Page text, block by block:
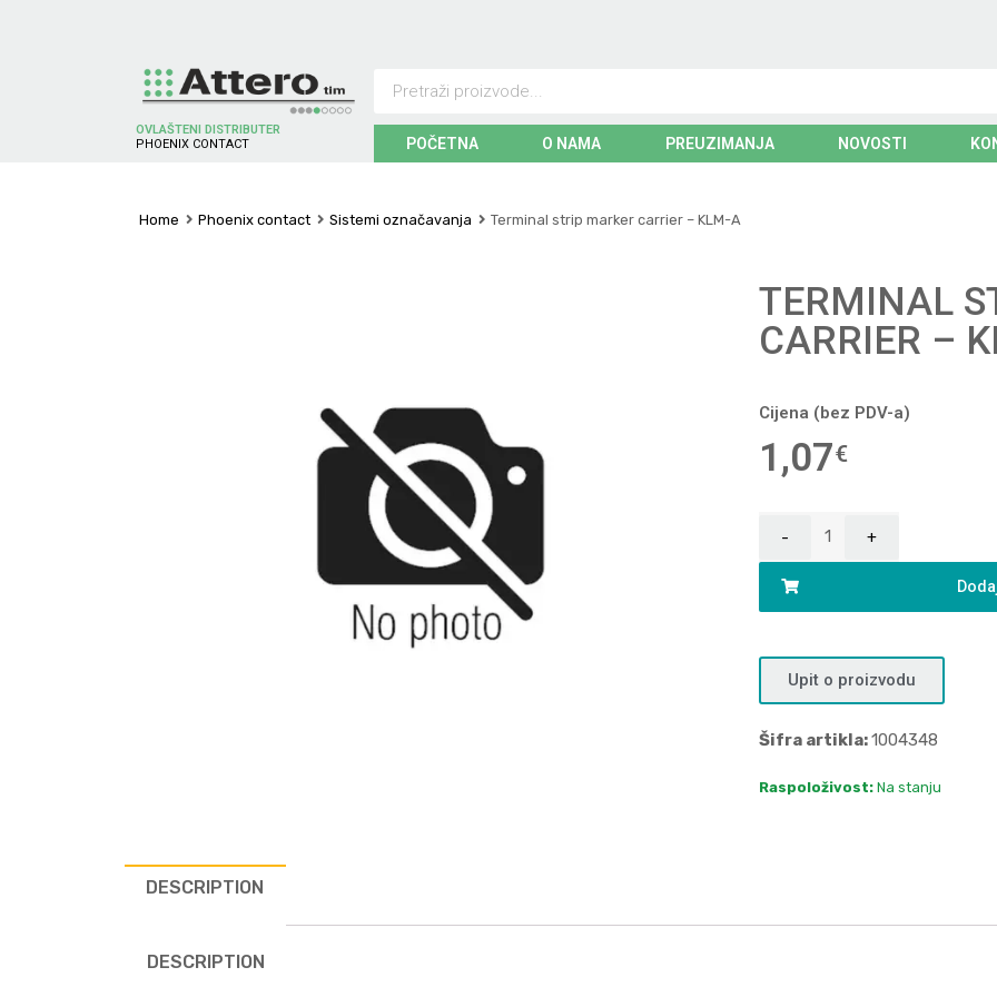
OVLAŠTENI DISTRIBUTER
P H O EN X CO NTACT POČETNA O NAMA PREUZIMANJA NOVOSTI
Home Phoenix contact Sistemi označavanja Terminal strip marker carrier – KLM-A
TERMINAL
CARRIER –
Cijena (bez PDV-a)
1,07€
Upit o proizvodu
Šifra artikla:1004348
Raspoloživost: Na stanju
DESCRIPTION
DESCRIPTION